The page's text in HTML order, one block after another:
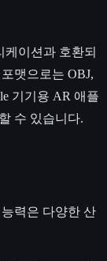
이션과 호환되
맷으로는 OBJ,
기기용 AR 애플
수 있습니다.
력은 다양한 산